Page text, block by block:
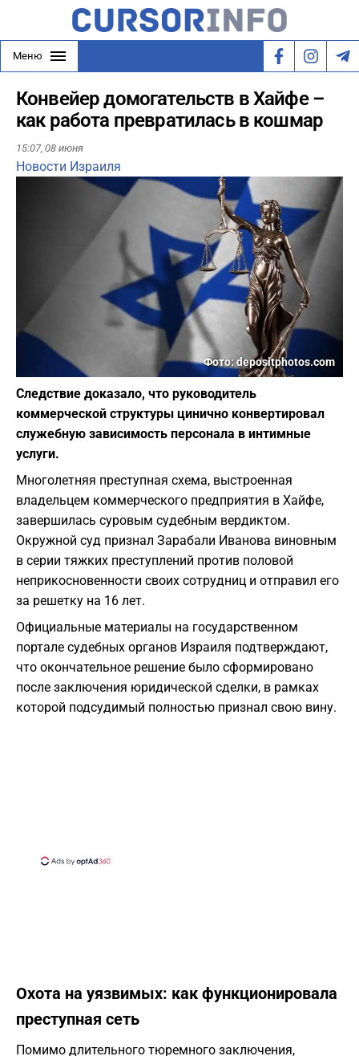
Меню
Конвейер домогательств в Хайфе –
как работа превратилась в кошмар
15:07, 08 июня
Новости Израиля
Фото: depositphotos.com
Следствие доказало, что руководитель
коммерческой структуры цинично конвертировал
служебную зависимость персонала в интимные
услуги.
Многолетняя преступная схема, выстроенная
владельцем коммерческого предприятия в Хайфе,
завершилась суровым судебным вердиктом.
Окружной суд признал Зарабали Иванова виновным
в серии тяжких преступлений против половой
неприкосновенности своих сотрудниц и отправил его
за решетку на 16 лет.
Официальные материалы на государственном
портале судебных органов Израиля подтверждают,
что окончательное решение было сформировано
после заключения юридической сделки, в рамках
которой подсудимый полностью признал свою вину.
Охота на уязвимых: как функционировала
преступная сеть
Помимо длительного тюремного заключения,